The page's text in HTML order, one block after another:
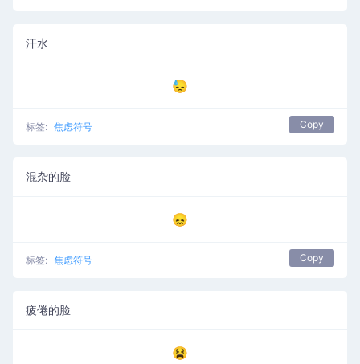
汗水
😓
标签: 焦虑符号 Copy
混杂的脸
😖
标签: 焦虑符号 Copy
疲倦的脸
😫